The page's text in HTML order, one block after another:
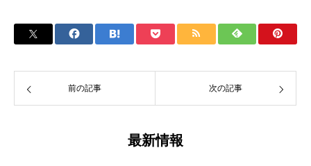
前の記事 次の記事
最新情報